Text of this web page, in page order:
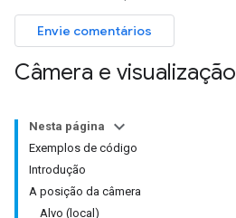
Envie comentários
Câmera e visualização
Nesta página
Exemplos de código
Introdução
A posição da câmera
Alvo (local)